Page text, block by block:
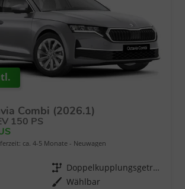
Combi (2026.1)
150 PS
ca. 4-5 Monate Neuwagen
Getriebe
Doppelkupplungsgetriebe (DSG)
Wählbar